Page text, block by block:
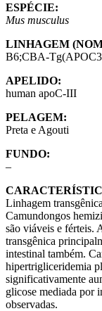
ESPÉCIE:
Mus musculus
LINHAGEM
B6;CBA-
APELIDO:
human apoC-III
PELAGEM:
Preta e Agouti
FUNDO:
–
Linhagem
Camundongos
são viáveis e férteis.
transgênica
intestinal também.
hipertrigliceridemia
significativamente
glicose mediada por
observadas.